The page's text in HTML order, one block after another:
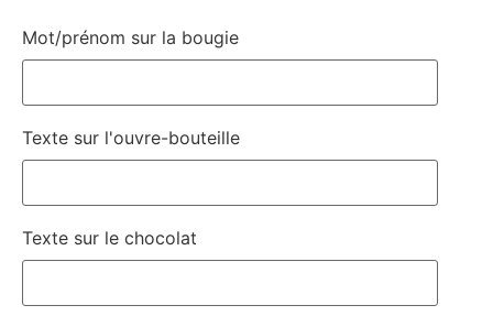
Mot/prénom sur la bougie
Texte sur l'ouvre-bouteille
Texte sur le chocolat